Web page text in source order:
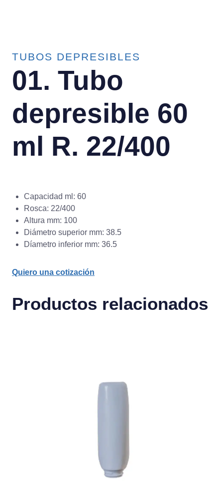
TUBOS DEPRESIBLES
01. Tubo
depresible 60
ml R. 22/400
Capacidad ml: 60
Rosca: 22/400
Altura mm: 100
Diámetro superior mm: 38.5
Díametro inferior mm: 36.5
Quiero una cotización
Productos relacionados